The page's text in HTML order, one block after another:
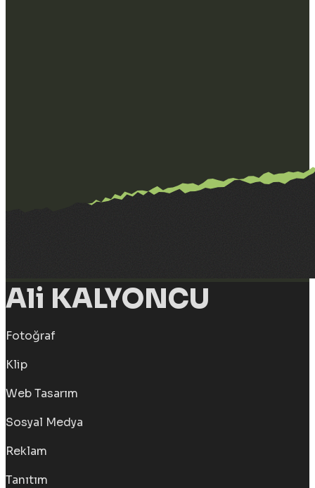
Ali KALYONCU
Fotoğraf
Klip
Web Tasarım
Sosyal Medya
Reklam
Tanıtım